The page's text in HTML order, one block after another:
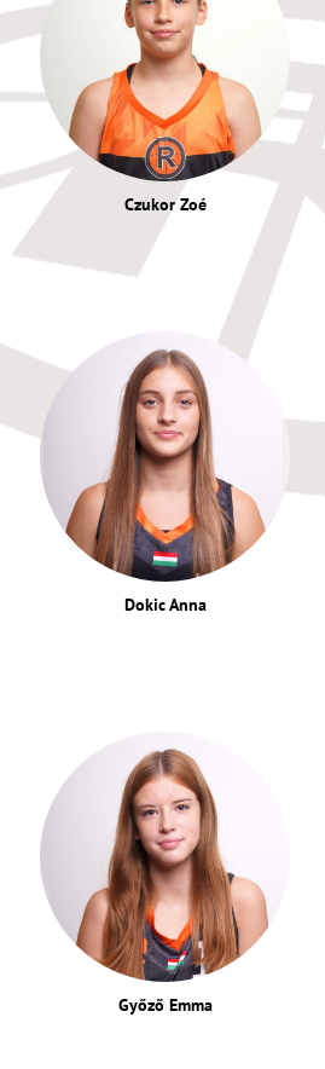
Czukor Zoé
Dokic Anna
Győző Emma